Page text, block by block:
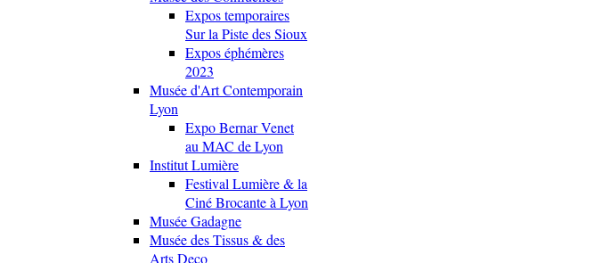
Expos temporaires
Sur la Piste des Sioux
Expos éphémères
2023
Musée d'Art Contemporain
Lyon
Expo Bernar Venet
au MAC de Lyon
Institut Lumière
Festival Lumière & la
Ciné Brocante à Lyon
Musée Gadagne
Musée des Tissus & des
Arts Deco